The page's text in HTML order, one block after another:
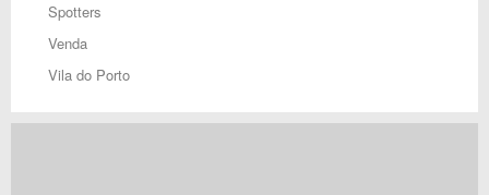
Spotters
Venda
Vila do Porto